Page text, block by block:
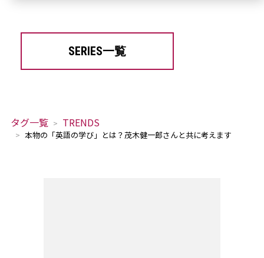
SERIES一覧
タグ一覧 TRENDS
本物の「英語の学び」とは？茂木健一郎さんと共に考えます